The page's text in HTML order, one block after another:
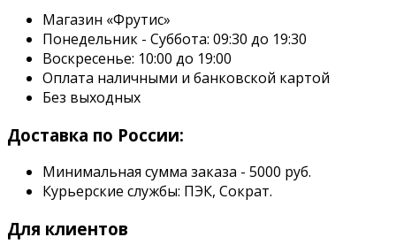
Магазин «Фрутис»
Понедельник - Суббота: 09:30 до 19:30
Воскресенье: 10:00 до 19:00
Оплата наличными и банковской картой
Без выходных
Доставка по России:
Минимальная сумма заказа - 5000 руб.
Курьерские службы: ПЭК, Сократ.
Для клиентов